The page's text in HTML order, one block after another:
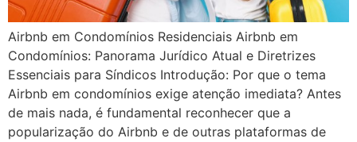
Airbnb em Condomínios Residenciais Airbnb em
Condomínios: Panorama Jurídico Atual e Diretrizes
Essenciais para Síndicos Introdução: Por que o tema
Airbnb em condomínios exige atenção imediata? Antes
de mais nada, é fundamental reconhecer que a
popularização do Airbnb e de outras plataformas de